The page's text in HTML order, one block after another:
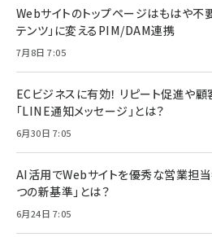
Webサイトのトップページはもはや不
テンツ」に変えるPIM/DAM連携
7月8日 7:05
ECビジネスに有効！ リピート促進や
「LINE通知メッセージ」とは？
6月30日 7:05
AI活用でWebサイトを優秀な営業担当
つの新基準」とは？
6月24日 7:05